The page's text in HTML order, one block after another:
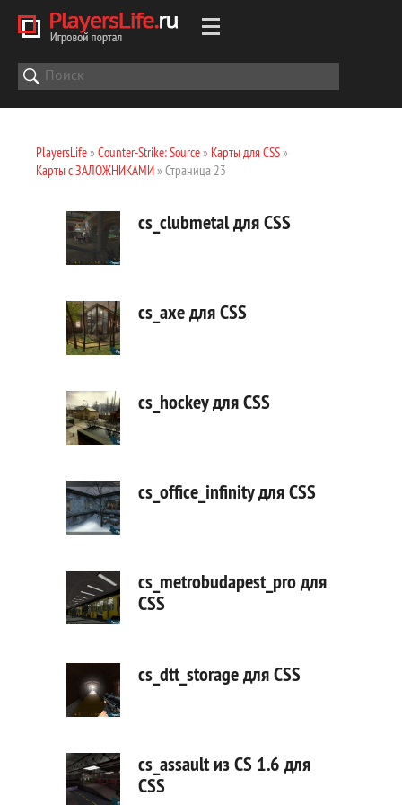
PlayersLife» Counter-Strike: Source» Карты для CSS»
Карты с ЗАЛОЖНИКАМИ» Страница 23
cs_clubmetal для CSS
cs_axe для CSS
cs_hockey для CSS
cs_office_infinity для CSS
cs_metrobudapest_pro для
CSS
cs_dtt_storage для CSS
cs_assault из CS 1.6 для
CSS